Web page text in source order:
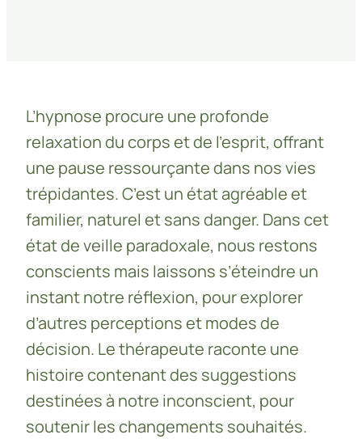
L’hypnose procure une profonde
relaxation du corps et de l’esprit, offrant
une pause ressourçante dans nos vies
trépidantes. C’est un état agréable et
familier, naturel et sans danger. Dans cet
état de veille paradoxale, nous restons
conscients mais laissons s’éteindre un
instant notre réflexion, pour explorer
d’autres perceptions et modes de
décision. Le thérapeute raconte une
histoire contenant des suggestions
destinées à notre inconscient, pour
soutenir les changements souhaités.